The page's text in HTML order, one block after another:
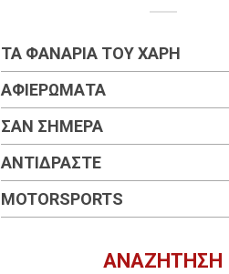
ΤΑ ΦΑΝΆΡΙΑ ΤΟΥ ΧΆΡΗ
ΑΦΙΕΡΏΜΑΤΑ
ΣΑΝ ΣΉΜΕΡΑ
ΑΝΤΙΔΡΆΣΤΕ
MOTORSPORTS
ΑΝΑΖΉΤΗΣΗ